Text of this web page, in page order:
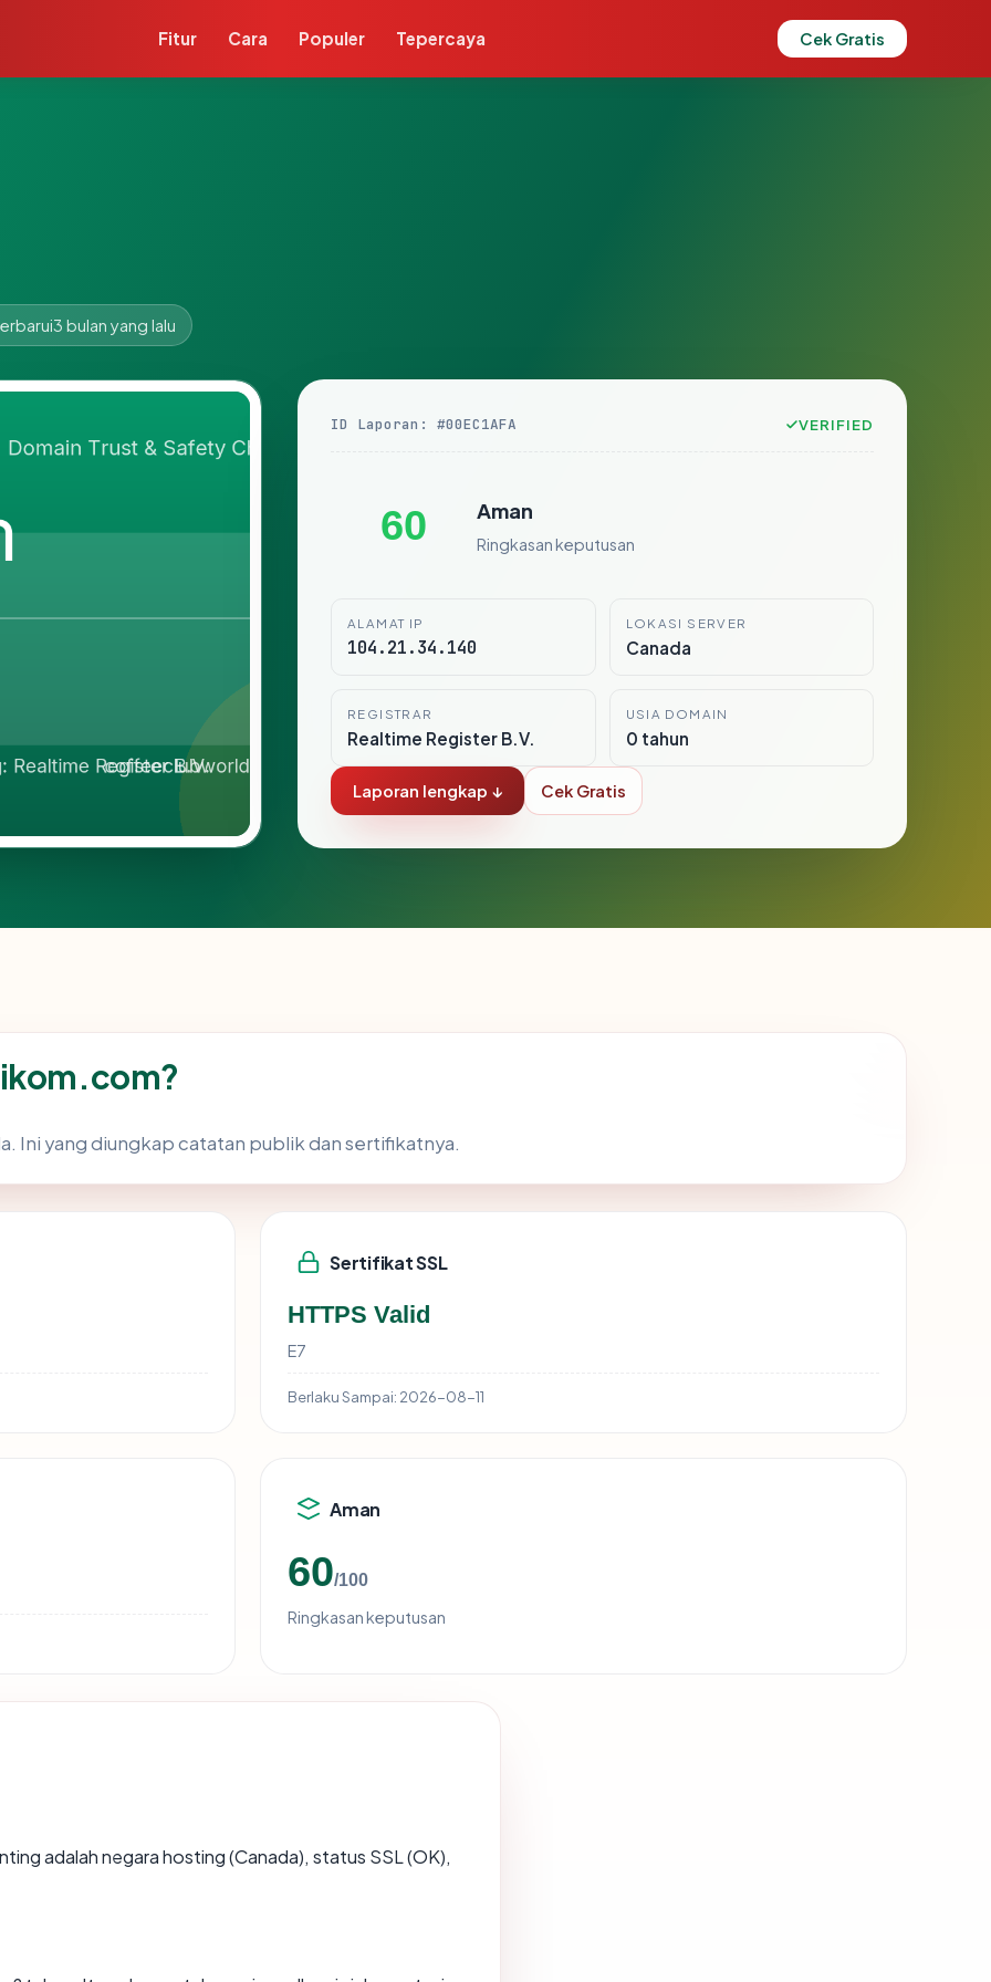
Fitur Cara Populer Tepercaya Cek Gratis
3 bulan yang lalu
ID Laporan: #00EC1AFA VERIFIED
60 Aman
Ringkasan keputusan
ALAMAT IP
104.21.34.140
LOKASI SERVER
Canada
REGISTRAR
Realtime Register B.V.
USIA DOMAIN
0 tahun
Laporan lengkap ↓ Cek Gratis
Ini yang diungkap catatan publik dan sertifikatnya.
Sertifikat SSL
HTTPS Valid
E7
Berlaku Sampai: 2026-08-11
Aman
60/100
Ringkasan keputusan
adalah negara hosting (Canada), status SSL (OK),